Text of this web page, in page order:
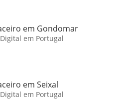
em Gondomar
em Portugal
em Seixal
em Portugal